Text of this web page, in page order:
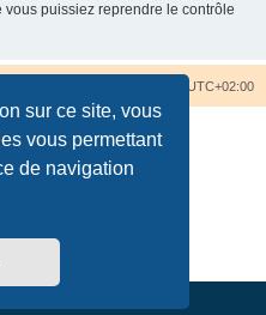
sur ce site, vous
vous permettant
de navigation
puissiez reprendre le contrôle
UTC+02:00
officielle©